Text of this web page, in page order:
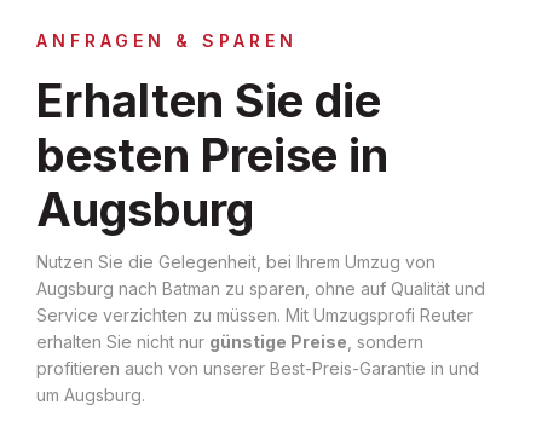
ANFRAGEN & SPAREN
Erhalten Sie die
besten Preise in
Augsburg
Nutzen Sie die Gelegenheit, bei Ihrem Umzug von
Augsburg nach Batman zu sparen, ohne auf Qualität und
Service verzichten zu müssen. Mit Umzugsprofi Reuter
erhalten Sie nicht nur günstige Preise , sondern
profitieren auch von unserer Best-Preis-Garantie in und
um Augsburg.